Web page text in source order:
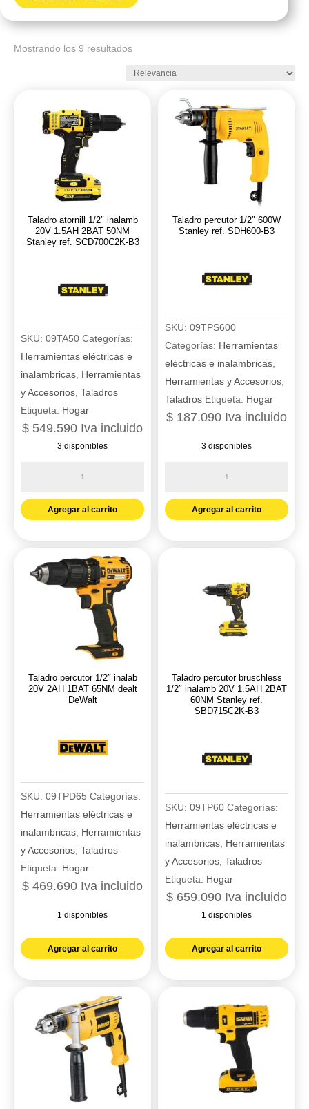
Mostrando los 9 resultados
Taladro atornill 1/2″ inalamb
20V 1.5AH 2BAT 50NM
Stanley ref. SCD700C2K-B3
SKU: 09TA50 Categorías:
Herramientas eléctricas e
inalambricas Herramientas
y Accesorios Taladros
Etiqueta: Hogar
$ 549.590 Iva incluido
3 disponibles
1/2"
2BAT
cantidad
Agregar al carrito
Taladro percutor 1/2″ 600W
Stanley ref. SDH600-B3
SKU: 09TPS600
Categorías: Herramientas
eléctricas e inalambricas
Herramientas y Accesorios
Taladros Etiqueta: Hogar
$ 187.090 Iva incluido
3 disponibles
1/2"
Agregar al carrito
Taladro percutor 1/2″ inalab
20V 2AH 1BAT 65NM dealt
DeWalt
SKU: 09TPD65 Categorías:
Herramientas eléctricas e
inalambricas, Herramientas
y Accesorios, Taladros
Etiqueta: Hogar
$ 469.690 Iva incluido
1 disponibles
Taladro
percutor
20V
2AH
1BAT
65NM
dealt
DeWalt
Agregar al carrito
Taladro percutor bruschless
1/2″ inalamb 20V 1.5AH 2BAT
60NM Stanley ref.
SBD715C2K-B3
SKU: 09TP60 Categorías:
Herramientas eléctricas e
inalambricas, Herramientas
y Accesorios, Taladros
Etiqueta: Hogar
$ 659.090 Iva incluido
1 disponibles
Taladro
percutor
inalamb
20V
1.5AH
2BAT
60NM
Agregar al carrito